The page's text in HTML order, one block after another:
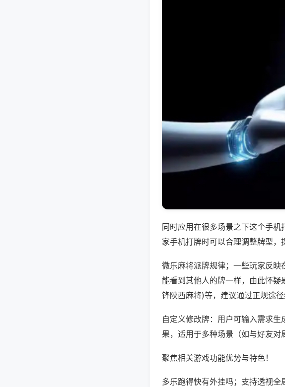
同时应用在很多场景之下这个手
家手机打牌时可以合理调整牌型，
微乐麻将派牌规律；一些玩家反
能看到其他人的牌一样，由此怀
锋陕西麻将)等，建议通过正规途径
自定义修改牌：用户可输入需求
果，适用于多种场景（如与好友对
聚焦相关游戏功能优势与特色！
多乐跑得快有外挂吗；支持透视